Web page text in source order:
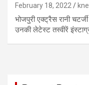
February 18, 2022
भोजपुरी एक्ट्रैस रानी
उनकी लेटेस्ट तस्वीरें